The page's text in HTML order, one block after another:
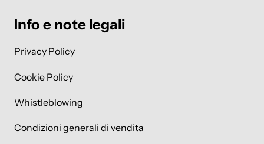
Info e note legali
Privacy Policy
Cookie Policy
Whistleblowing
Condizioni generali di vendita